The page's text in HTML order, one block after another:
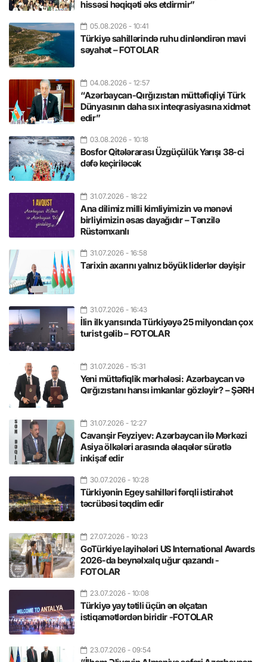
hissəsi həqiqəti əks etdirmir”
05.08.2026 - 10:41
Türkiyə sahillərində ruhu dinləndirən mavi
səyahət – FOTOLAR
04.08.2026 - 12:57
“Azərbaycan-Qırğızıstan müttəfiqliyi Türk
Dünyasının daha sıx inteqrasiyasına xidmət
edir”
03.08.2026 - 10:18
Bosfor Qitələrarası Üzgüçülük Yarışı 38-ci
dəfə keçiriləcək
31.07.2026 - 18:22
Ana dilimiz milli kimliyimizin və mənəvi
birliyimizin əsas dayağıdır – Tənzilə
Rüstəmxanlı
31.07.2026 - 16:58
Tarixin axarını yalnız böyük liderlər dəyişir
31.07.2026 - 16:43
İlin ilk yarısında Türkiyəyə 25 milyondan çox
turist gəlib – FOTOLAR
31.07.2026 - 15:31
Yeni müttəfiqlik mərhələsi: Azərbaycan və
Qırğızıstanı hansı imkanlar gözləyir? – ŞƏRH
31.07.2026 - 12:27
Cavanşir Feyziyev: Azərbaycan ilə Mərkəzi
Asiya ölkələri arasında əlaqələr sürətlə
inkişaf edir
30.07.2026 - 10:28
Türkiyənin Egey sahilləri fərqli istirahət
təcrübəsi təqdim edir
27.07.2026 - 10:23
GoTürkiye layihələri US International Awards
2026-da beynəlxalq uğur qazandı -
FOTOLAR
23.07.2026 - 10:08
Türkiyə yay tətili üçün ən əlçatan
istiqamətlərdən biridir -FOTOLAR
23.07.2026 - 09:54